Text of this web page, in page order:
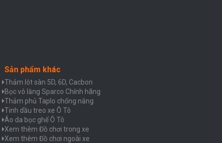
Sản phẩm khác
Thảm lót sàn 5D, 6D, Cacbon
Bọc vô lăng Sparco Chính hãng
Thảm phủ Taplo chống nắng
Tinh dầu treo xe Ô Tô
Áo da bọc ghế Ô Tô
Xem thêm Đồ chơi trong xe
Xem thêm Đồ chơi ngoài xe